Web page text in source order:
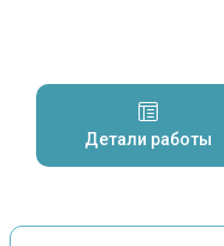
Детали работы